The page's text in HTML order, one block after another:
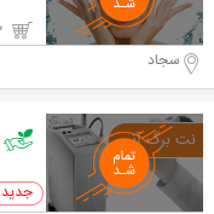
سجاد
0 خرید